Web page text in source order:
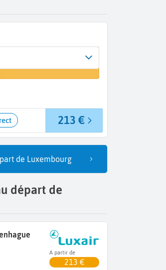
213 €
de Luxembourg
départ de
A partir de
213 €